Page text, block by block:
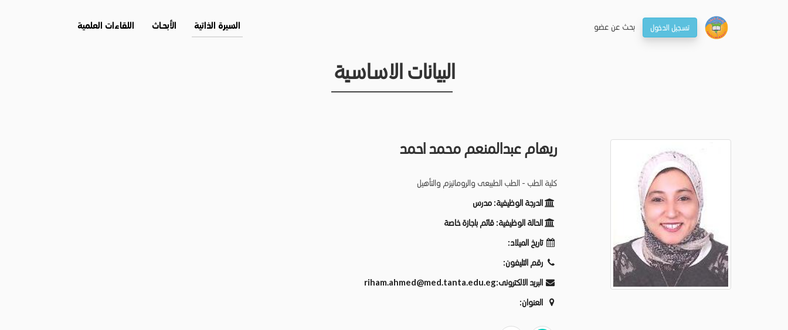
تسجيل الدخول بحـث عن عضو السيرة الذاتية الأبحــاث اللقاءات العلمية
البيانات الاساسية
ريهام عبدالمنعم محمد احمد
كلية الطب - الطب الطبيعى والروماتيزم والتأهيل
الدرجة الوظيفية:مدرس
الحالة الوظيفية:قائم باجازة خاصة
تاريخ الميلاد:
رقم التليفون:
البريد الالكترونى:riham.ahmed@med.tanta.edu.eg
العنوان: